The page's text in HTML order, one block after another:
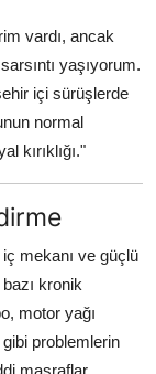
vardı, ancak
yaşıyorum.
içi sürüşlerde
normal
kırıklığı."
mekanı ve güçlü
kronik
motor yağı
problemlerin
masraflar